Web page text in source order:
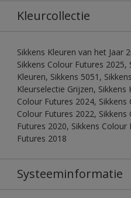
Kleurcollectie
Sikkens Kleuren van het Jaar
Sikkens Colour Futures 2025,
Kleuren, Sikkens 5051,
Kleurselectie Grijzen,
Colour Futures 2024,
Colour Futures 2022,
Futures 2020, Sikkens
Futures 2018
Systeeminformatie